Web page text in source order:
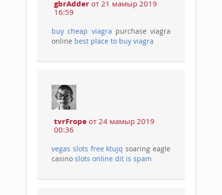
gbrAdder от 21 мамыр 2019
16:59
buy cheap viagra purchase viagra
online best place to buy viagra
tvrFrope от 24 мамыр 2019
00:36
vegas slots free ktujq soaring eagle
casino slots online dit is spam